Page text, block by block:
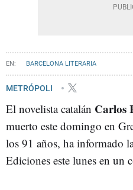
BARCELONA LITERARIA
METRÓPOLI
El novelista catalán Carlos
muerto este domingo en
los 91 años, ha informado
Ediciones este lunes en un